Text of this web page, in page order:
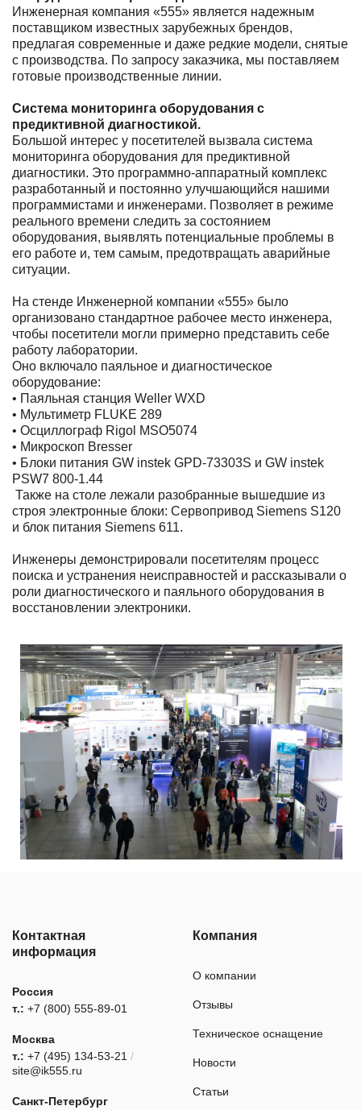
Инженерная компания «555» является надежным
поставщиком известных зарубежных брендов,
предлагая современные и даже редкие модели, снятые
с производства. По запросу заказчика, мы поставляем
готовые производственные линии.
Система мониторинга оборудования с
предиктивной диагностикой.
Большой интерес у посетителей вызвала система
мониторинга оборудования для предиктивной
диагностики. Это программно-аппаратный комплекс
разработанный и постоянно улучшающийся нашими
программистами и инженерами. Позволяет в режиме
реального времени следить за состоянием
оборудования, выявлять потенциальные проблемы в
его работе и, тем самым, предотвращать аварийные
ситуации.
На стенде Инженерной компании «555» было
организовано стандартное рабочее место инженера,
чтобы посетители могли примерно представить себе
работу лаборатории.
Оно включало паяльное и диагностическое
оборудование:
• Паяльная станция Weller WXD
• Мультиметр FLUKE 289
• Осциллограф Rigol MSO5074
• Микроскоп Bresser
• Блоки питания GW instek GPD-73303S и GW instek
PSW7 800-1.44
Также на столе лежали разобранные вышедшие из
строя электронные блоки: Сервопривод Siemens S120
и блок питания Siemens 611.
Инженеры демонстрировали посетителям процесс
поиска и устранения неисправностей и рассказывали о
роли диагностического и паяльного оборудования в
восстановлении электроники.
Контактная
информация
Россия
т.: +7 (800) 555-89-01
Москва
т.: +7 (495) 134-53-21 /
site@ik555.ru
Санкт-Петербург
Компания
О компании
Отзывы
Техническое оснащение
Новости
Статьи